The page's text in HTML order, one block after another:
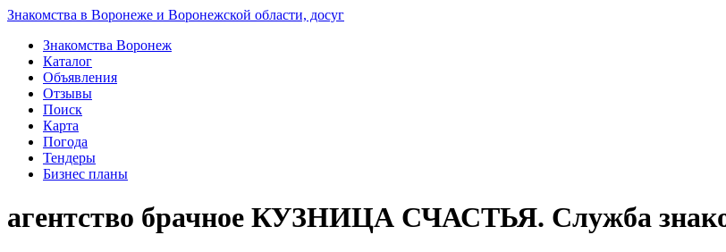
Знакомства в Воронеже и Воронежской области, досуг
Знакомства Воронеж
Каталог
Объявления
Отзывы
Поиск
Карта
Погода
Тендеры
Бизнес планы
агентство брачное КУЗНИЦА СЧАСТЬЯ. Служба